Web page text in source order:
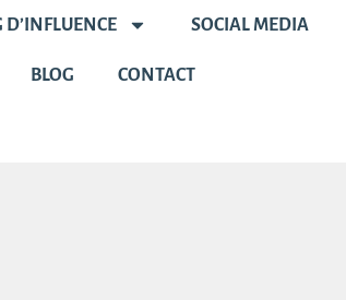
SOCIAL MEDIA
BLOG CONTACT